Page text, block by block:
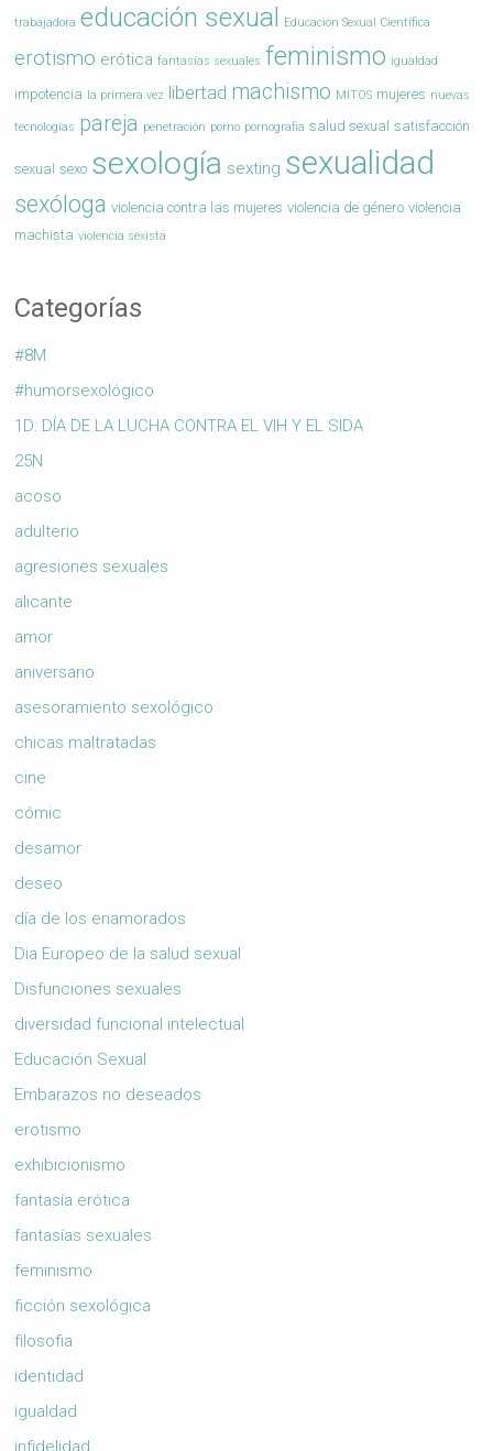
trabajadora educación sexual Educación Sexual Científica
erotismo erótica fantasías sexuales feminismo igualdad
impotencia la primera vez libertad machismo MITOS mujeres nuevas
tecnologías pareja penetración porno pornografia salud sexual satisfacción
sexual sexo sexología sexting sexualidad
sexóloga violencia contra las mujeres violencia de género violencia
machista violencia sexista
Categorías
#8M
#humorsexológico
1D: DÍA DE LA LUCHA CONTRA EL VIH Y EL SIDA
25N
acoso
adulterio
agresiones sexuales
alicante
amor
aniversario
asesoramiento sexológico
chicas maltratadas
cine
cómic
desamor
deseo
día de los enamorados
Dia Europeo de la salud sexual
Disfunciones sexuales
diversidad funcional intelectual
Educación Sexual
Embarazos no deseados
erotismo
exhibicionismo
fantasía erótica
fantasías sexuales
feminismo
ficción sexológica
filosofia
identidad
igualdad
infidelidad